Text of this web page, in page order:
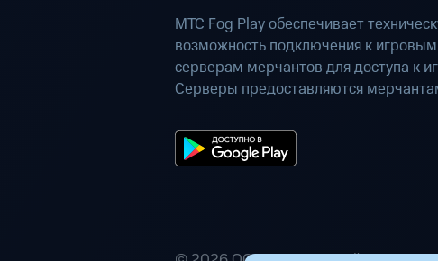
МТС Fog Play обеспечивает
возможность подключения к игровым
серверам мерчантов для доступа к
Серверы предоставляются